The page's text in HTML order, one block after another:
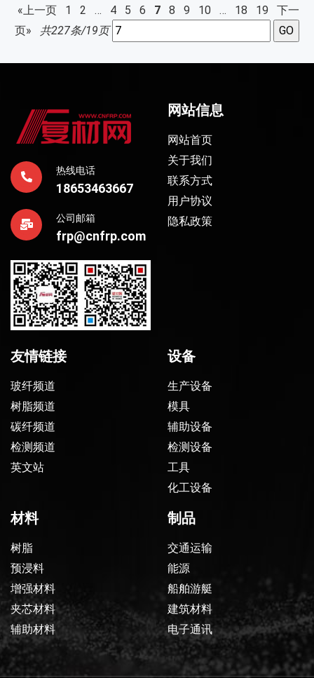
«上一页 1 2 … 4 5 6 7 8 9 10 … 18 19
下一
页»
共227条/19页
热线电话
18653463667
公司邮箱
frp@cnfrp.com
网站信息
网站首页
关于我们
联系方式
用户协议
隐私政策
友情链接
玻纤频道
树脂频道
碳纤频道
检测频道
英文站
设备
生产设备
模具
辅助设备
检测设备
工具
化工设备
材料
树脂
预浸料
增强材料
夹芯材料
辅助材料
制品
交通运输
能源
船舶游艇
建筑材料
电子通讯